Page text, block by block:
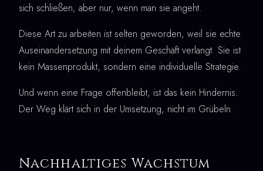
sich schließen, aber nur, wenn man sie angeht.
Diese Art zu arbeiten ist selten geworden, weil sie echte
Auseinandersetzung mit deinem Geschäft verlangt. Sie ist
kein Massenprodukt, sondern eine individuelle Strategie.
Und wenn eine Frage offenbleibt, ist das kein Hindernis.
Der Weg klärt sich in der Umsetzung, nicht im Grübeln.
Nachhaltiges Wachstum